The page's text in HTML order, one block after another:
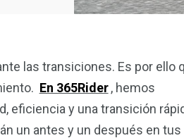
las transiciones. Es por ello
En 365Rider , hemos
eficiencia y una transición
un antes y un después en tus